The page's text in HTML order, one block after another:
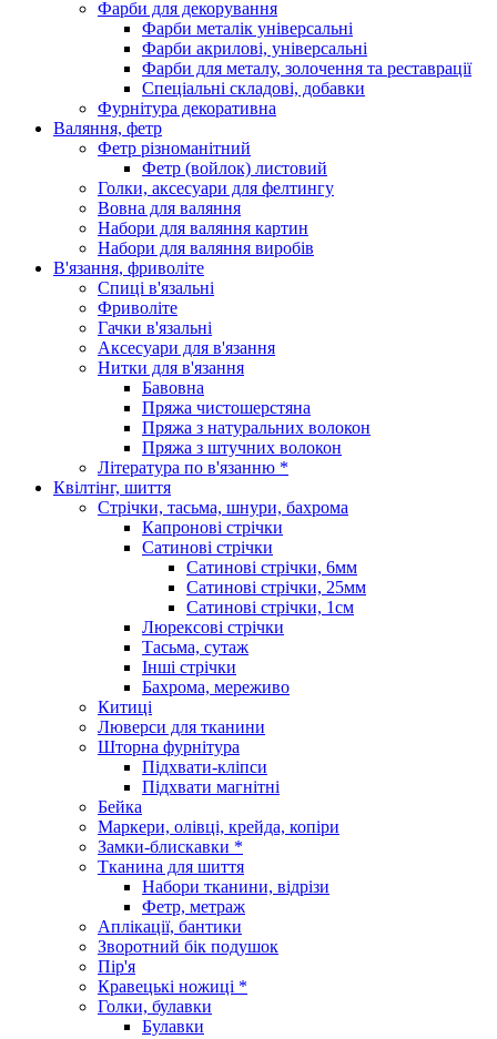
Фарби для декорування
Фарби металік універсальні
Фарби акрилові, універсальні
Фарби для металу, золочення та реставрації
Спеціальні складові, добавки
Фурнітура декоративна
Валяння, фетр
Фетр різноманітний
Фетр (войлок) листовий
Голки, аксесуари для фелтингу
Вовна для валяння
Набори для валяння картин
Набори для валяння виробів
В'язання, фриволіте
Спиці в'язальні
Фриволіте
Гачки в'язальні
Аксесуари для в'язання
Нитки для в'язання
Бавовна
Пряжа чистошерстяна
Пряжа з натуральних волокон
Пряжа з штучних волокон
Література по в'язанню *
Квілтінг, шиття
Стрічки, тасьма, шнури, бахрома
Капронові стрічки
Сатинові стрічки
Сатинові стрічки, 6мм
Сатинові стрічки, 25мм
Сатинові стрічки, 1см
Люрексові стрічки
Тасьма, сутаж
Інші стрічки
Бахрома, мереживо
Китиці
Люверси для тканини
Шторна фурнітура
Підхвати-кліпси
Підхвати магнітні
Бейка
Маркери, олівці, крейда, копіри
Замки-блискавки *
Тканина для шиття
Набори тканини, відрізи
Фетр, метраж
Аплікації, бантики
Зворотний бік подушок
Пір'я
Кравецькі ножиці *
Голки, булавки
Булавки